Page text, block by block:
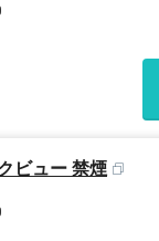
ビュー 禁煙